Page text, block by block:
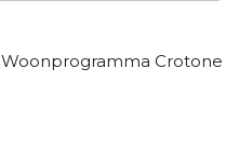
Woonprogramma Crotone